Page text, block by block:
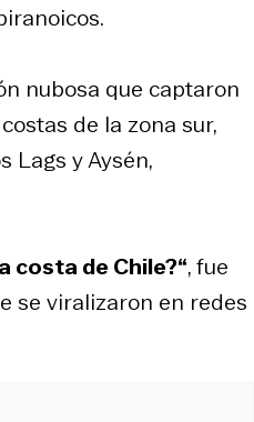
nubosa que captaron
de la zona sur,
Lags y Aysén,
costa de Chile?“, fue
se viralizaron en redes